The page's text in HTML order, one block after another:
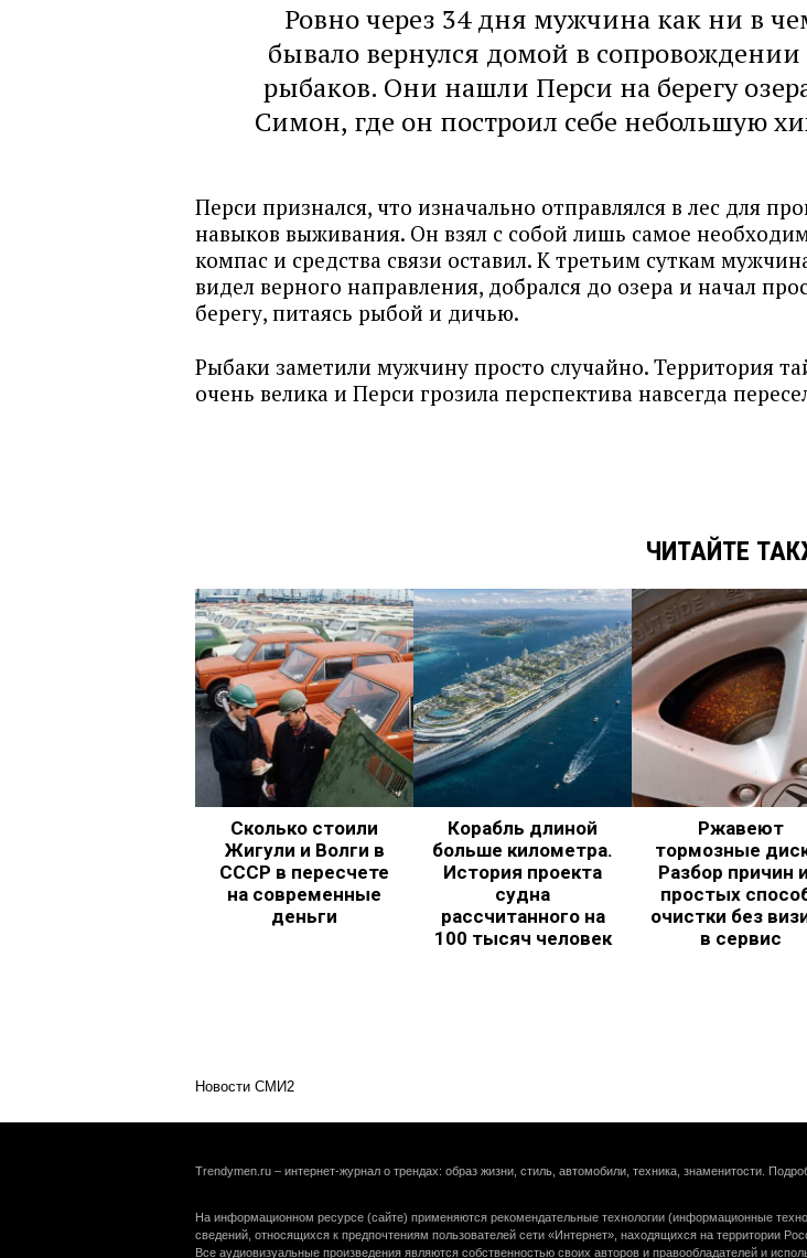
Ровно через 34 дня мужчина как ни в
бывало вернулся домой в
рыбаков. Они нашли Перси на берегу
Симон, где он построил себе небольшую
Перси признался, что изначально отправлялся в лес для
навыков выживания. Он взял с собой лишь самое
компас и средства связи оставил. К третьим суткам
видел верного направления, добрался до озера и начал
берегу, питаясь рыбой и дичью.
Рыбаки заметили мужчину просто случайно. Территория
очень велика и Перси грозила перспектива навсегда
ЧИТАЙТЕ
Сколько стоили
Жигули и Волги в
СССР в пересчете
на современные
деньги
Корабль длиной
больше километра.
История проекта
судна
рассчитанного на
100 тысяч человек
Ржавеют
тормозные
Разбор причин
простых
очистки без
в сервис
Новости СМИ2
Trendymen.ru – интернет-журнал о трендах: образ жизни, стиль, автомобили, техника, знаменитости.
На информационном ресурсе (сайте) применяются рекомендательные технологии (информационные
сведений, относящихся к предпочтениям пользователей сети «Интернет», находящихся на территории
Все аудиовизуальные произведения являются собственностью своих авторов и правообладателей и